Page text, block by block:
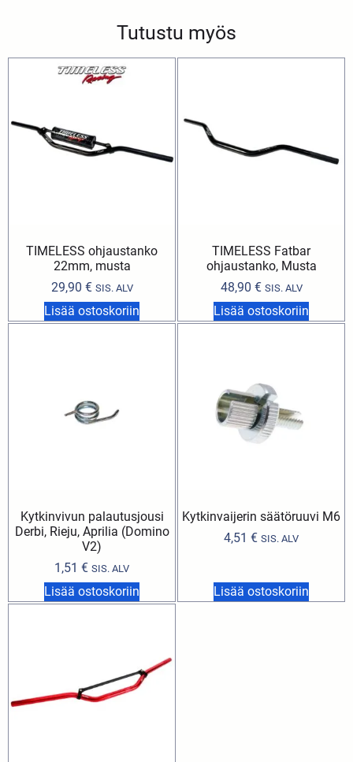
Tutustu myös
TIMELESS ohjaustanko
22mm, musta
29,90 € SIS. ALV
Lisää ostoskoriin
TIMELESS Fatbar
ohjaustanko, Musta
48,90 € SIS. ALV
Lisää ostoskoriin
Kytkinvivun palautusjousi
Derbi, Rieju, Aprilia (Domino
V2)
1,51 € SIS. ALV
Lisää ostoskoriin
Kytkinvaijerin säätöruuvi M6
4,51 € SIS. ALV
Lisää ostoskoriin